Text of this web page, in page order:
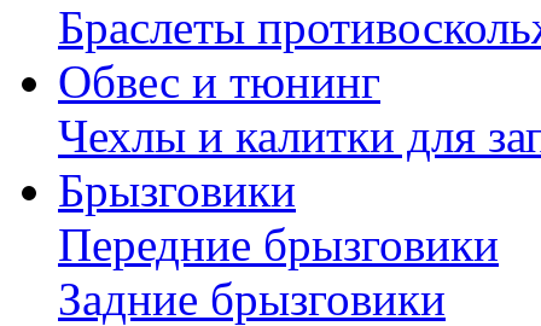
Браслеты
Обвес и тюнинг
Чехлы и калитки для
Брызговики
Передние брызговики
Задние брызговики